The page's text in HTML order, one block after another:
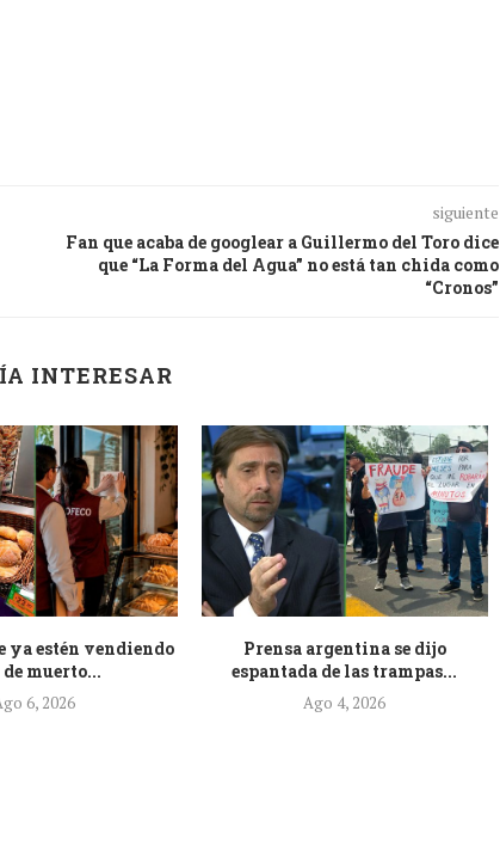
siguiente
Fan que acaba de googlear a Guillermo del Toro dice
que “La Forma del Agua” no está tan chida como
“Cronos”
INTERESAR
ya estén vendiendo
muerto...
6, 2026
Prensa argentina se dijo
espantada de las trampas...
Ago 4, 2026